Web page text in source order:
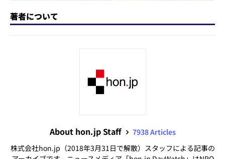
著者について
About hon.jp Staff
7938 Articles
株式会社hon.jp（2018年3月31日で解散）スタッフによる記事の